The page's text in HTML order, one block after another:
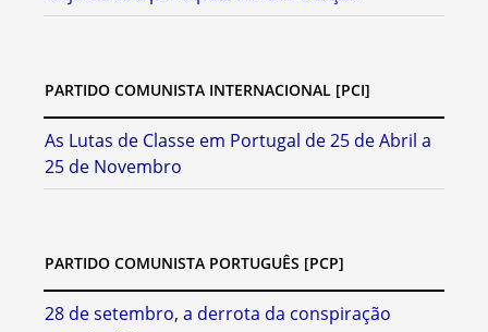
PARTIDO COMUNISTA INTERNACIONAL [PCI]
As Lutas de Classe em Portugal de 25 de Abril a
25 de Novembro
PARTIDO COMUNISTA PORTUGUÊS [PCP]
28 de setembro, a derrota da conspiração